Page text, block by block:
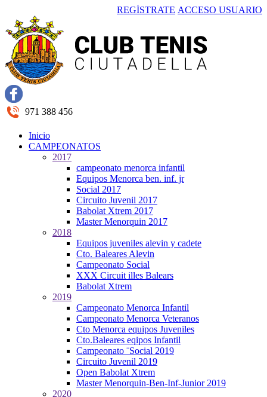
REGÍSTRATE ACCESO USUARIO
971 388 456
Inicio
CAMPEONATOS
2017
campeonato menorca infantil
Equipos Menorca ben. inf. jr
Social 2017
Circuito Juvenil 2017
Babolat Xtrem 2017
Master Menorquin 2017
2018
Equipos juveniles alevin y cadete
Cto. Baleares Alevin
Campeonato Social
XXX Circuit illes Balears
Babolat Xtrem
2019
Campeonato Menorca Infantil
Campeonato Menorca Veteranos
Cto Menorca equipos Juveniles
Cto.Baleares eqipos Infantil
Campeonato ¨Social 2019
Circuito Juvenil 2019
Open Babolat Xtrem
Master Menorquin-Ben-Inf-Junior 2019
2020